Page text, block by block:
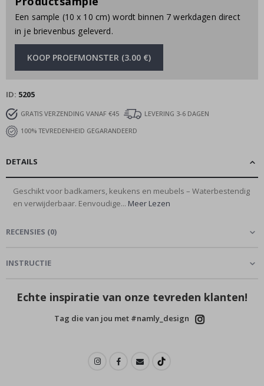
Een sample (10 x 10 cm) wordt binnen 7 werkdagen direct
in je brievenbus geleverd.
KOOP PROEFMONSTER (3.00 €)
ID 5205
GRATIS VERZENDING VANAF €45
LEVERING 3-6 DAGEN
100% TEVREDENHEID GEGARANDEERD
DETAILS
Geschikt voor badkamers, keukens en meubels – Waterbestendig
en verwijderbaar. Eenvoudige... Meer Lezen
RECENSIES (0)
INSTRUCTIE
Echte inspiratie van onze tevreden klanten!
Tag die van jou met #namly_design